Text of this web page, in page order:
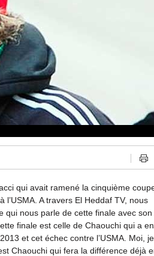
qui avait ramené la cinquième
l’USMA. A travers El Heddaf TV, nous
qui nous parle de cette finale avec
finale est celle de Chaouchi qui a
et cet échec contre l’USMA. Moi, je
Chaouchi qui fera la différence déjà